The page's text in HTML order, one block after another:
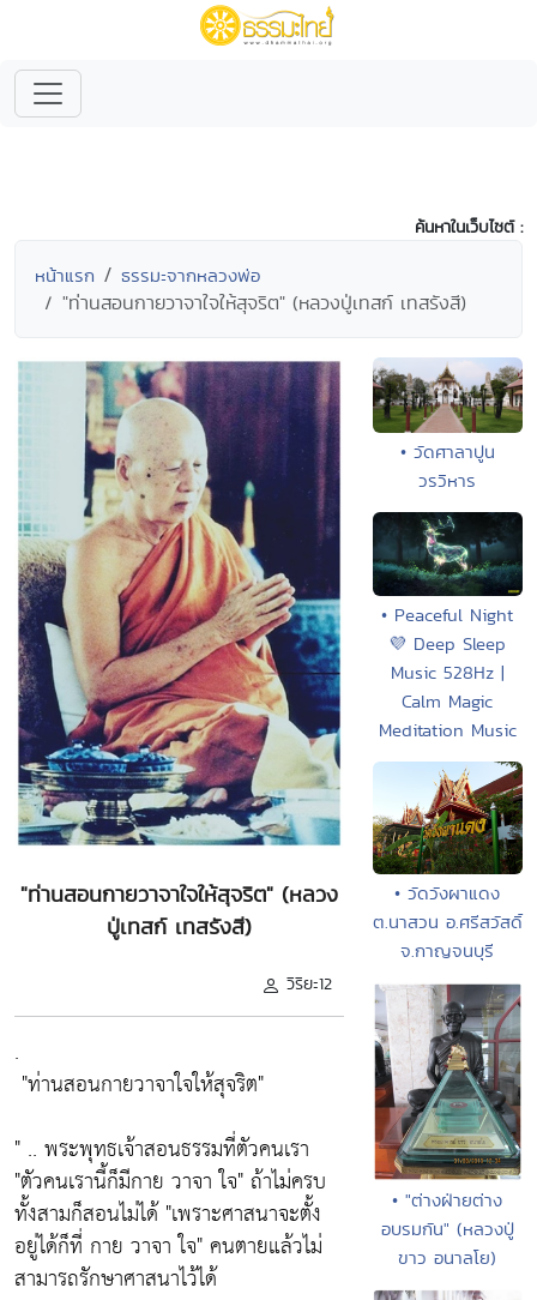
ค้นหาในเว็บไซต์ :
หน้าแรก ธรรมะจากหลวงพ่อ
"ท่านสอนกายวาจาใจให้สุจริต" (หลวงปู่เทสก์ เทสรังสี)
"ท่านสอนกายวาจาใจให้สุจริต" (หลวง
ปู่เทสก์ เทสรังสี)
วิริยะ12
.
"ท่านสอนกายวาจาใจให้สุจริต"
" .. พระพุทธเจ้าสอนธรรมที่ตัวคนเรา
"ตัวคนเรานี้ก็มีกาย วาจา ใจ"ถ้าไม่ครบ
ทั้งสามก็สอนไม่ได้"เพราะศาสนาจะตั้ง
อยู่ได้ก็ที่ กาย วาจา ใจ"คนตายแล้วไม่
สามารถรักษาศาสนาไว้ได้
• วัดศาลาปูน
วรวิหาร
• Peaceful Night
💜 Deep Sleep
Music 528Hz |
Calm Magic
Meditation Music
• วัดวังผาแดง
ต.นาสวน อ.ศรีสวัสดิ์
จ.กาญจนบุรี
• "ต่างฝ่ายต่าง
อบรมกัน" (หลวงปู่
ขาว อนาลโย)